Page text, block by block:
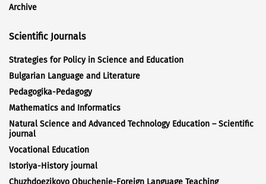
Archive
Scientific Journals
Strategies for Policy in Science and Education
Bulgarian Language and Literature
Pedagogika-Pedagogy
Mathematics and Informatics
Natural Science and Advanced Technology Education – Scientific
journal
Vocational Education
Istoriya-History journal
Chuzhdoezikovo Obuchenie-Foreign Language Teaching